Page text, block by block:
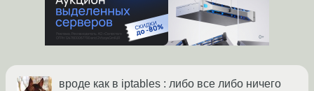
вроде как в iptables : либо все либо ничего